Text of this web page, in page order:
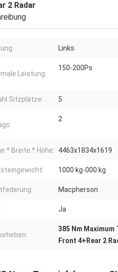
2 Radar
Links
Leistung:
150-200Ps
Sitzplätze: 5
2
* Breite * Höhe: 4463x1834x1619
1000 kg-000 kg
Macpherson
Ja
385 Nm Maximum
Front 4+Rear 2